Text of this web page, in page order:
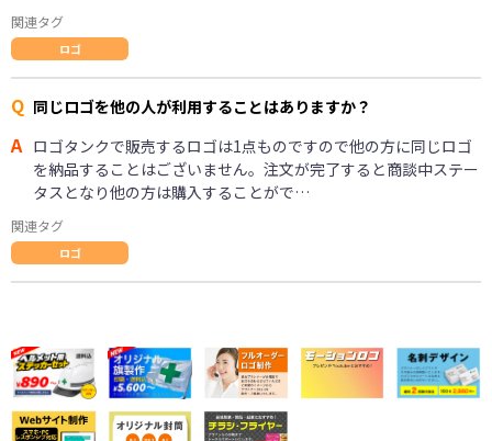
関連タグ
ロゴ
Q 同じロゴを他の人が利用することはありますか？
A ロゴタンクで販売するロゴは1点ものですので他の方に同じロゴ
を納品することはございません。注文が完了すると商談中ステー
タスとなり他の方は購入することがで…
関連タグ
ロゴ